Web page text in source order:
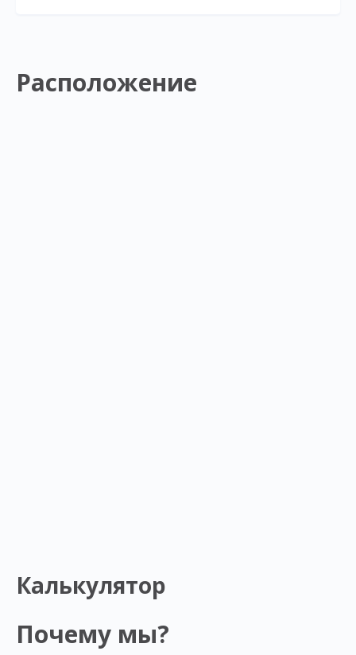
Расположение
Калькулятор
Почему мы?